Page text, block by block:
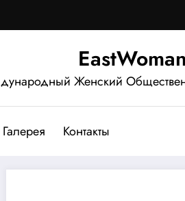
Женский
Галерея Контакты